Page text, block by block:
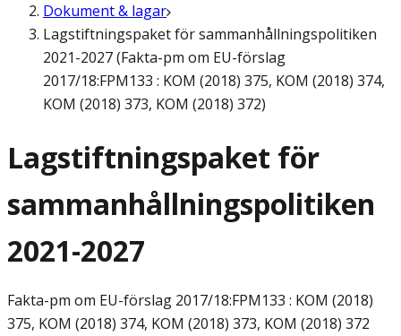
Dokument & lagar
Lagstiftningspaket för sammanhållningspolitiken
2021-2027 (Fakta-pm om EU-förslag
2017/18:FPM133 : KOM (2018) 375, KOM (2018) 374,
KOM (2018) 373, KOM (2018) 372)
Lagstiftningspaket för
sammanhållningspolitiken
2021-2027
Fakta-pm om EU-förslag 2017/18:FPM133 : KOM (2018)
375, KOM (2018) 374, KOM (2018) 373, KOM (2018) 372